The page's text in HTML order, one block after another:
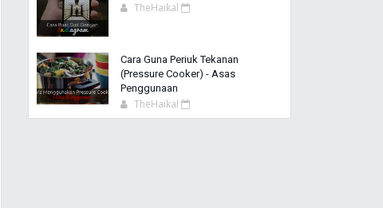
TheHaikal
Cara Guna Periuk Tekanan
(Pressure Cooker) - Asas
Penggunaan
TheHaikal